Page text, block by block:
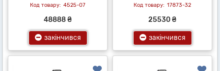
4525-07
48888 ₴
закінчився
17873-32
25530 ₴
закінчився